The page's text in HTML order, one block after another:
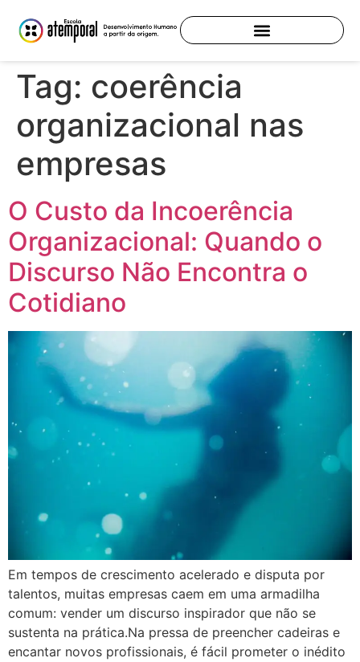
Tag: coerência
organizacional nas
empresas
O Custo da Incoerência
Organizacional: Quando o
Discurso Não Encontra o
Cotidiano
Em tempos de crescimento acelerado e disputa por
talentos, muitas empresas caem em uma armadilha
comum: vender um discurso inspirador que não se
sustenta na prática.Na pressa de preencher cadeiras e
encantar novos profissionais, é fácil prometer o inédito